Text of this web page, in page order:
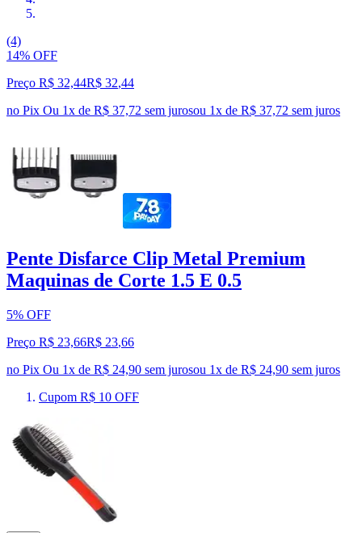
(4)
14% OFF
Preço R$ 32,44R$ 32,44
no Pix Ou 1x de R$ 37,72 sem jurosou 1x de R$ 37,72 sem juros
Pente Disfarce Clip Metal Premium
Maquinas de Corte 1.5 E 0.5
5% OFF
Preço R$ 23,66R$ 23,66
no Pix Ou 1x de R$ 24,90 sem jurosou 1x de R$ 24,90 sem juros
Cupom R$ 10 OFF